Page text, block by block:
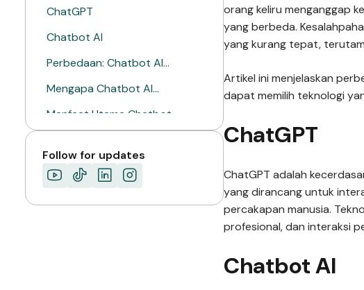
ChatGPT
Chatbot AI
Perbedaan: Chatbot AI…
Mengapa Chatbot AI…
Manfaat Utama Chatbot…
Efisiensi Operasional dengan…
Penghematan Biaya dengan…
Follow for updates
orang keliru menganggap
yang berbeda.
yang kurang tepat,
Artikel ini menjelaskan
dapat memilih teknologi
ChatGPT
ChatGPT adalah
yang dirancang untuk
percakapan manusia.
profesional, dan interaksi
Chatbot AI